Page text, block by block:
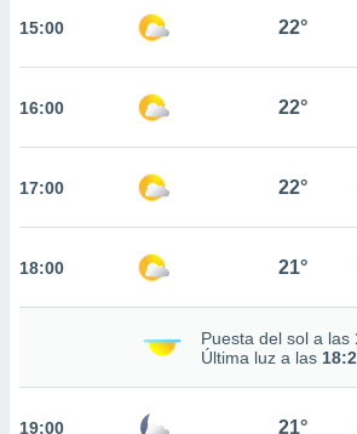
botón
a la
todas
ya sean
nos
en
perfil
CONTINUAR
15:00 22°
16:00 22°
17:00 22°
18:00 21°
Puesta del sol a las
Última luz a las
19:00 21°